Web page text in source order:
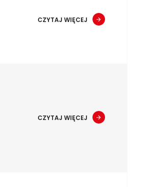
CZYTAJ WIĘCEJ
CZYTAJ WIĘCEJ